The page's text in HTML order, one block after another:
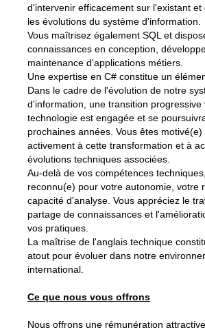
d'intervenir efficacement sur l'existant
les évolutions du système d'information.
Vous maîtrisez également SQL et
connaissances en conception,
maintenance d'applications métiers.
Une expertise en C# constitue un
Dans le cadre de l'évolution de notre
d'information, une transition progressive
technologie est engagée et se
prochaines années. Vous êtes
activement à cette transformation et à
évolutions techniques associées.
Au-delà de vos compétences
reconnu(e) pour votre autonomie, votre
capacité d'analyse. Vous appréciez le
partage de connaissances et
vos pratiques.
La maîtrise de l'anglais technique
atout pour évoluer dans notre
international.
Ce que nous vous offrons
Nous offrons une rémunération